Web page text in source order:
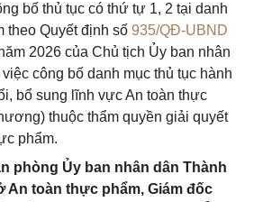
bố thủ tục có thứ tự 1, 2 tại danh
theo Quyết định số 935/QĐ-UBND
2026 của Chủ tịch Ủy ban nhân
công bố danh mục thủ tục hành
bổ sung lĩnh vực An toàn thực
thuộc thẩm quyền giải quyết
phẩm.
phòng Ủy ban nhân dân Thành
An toàn thực phẩm, Giám đốc